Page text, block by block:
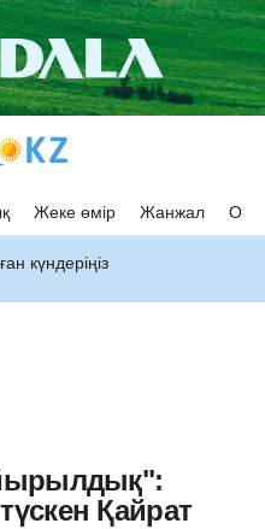
Жеке өмір Жанжал
күндеріңіз
Қайрат